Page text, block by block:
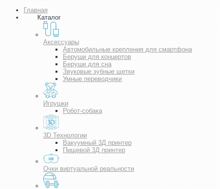
Главная
Каталог
Аксессуары
Автомобильные крепления для смартфона
Беруши для концертов
Беруши для сна
Звуковые зубные щетки
Умные переводчики
Игрушки
Робот-собака
3D Технологии
Вакуумный 3Д принтер
Пищевой 3Д принтер
Очки виртуальной реальности